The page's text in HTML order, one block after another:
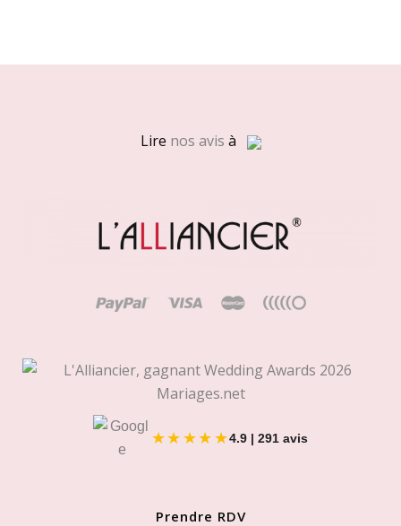
Lire nos avis à
★★★★★4.9 | 291 avis
Prendre RDV